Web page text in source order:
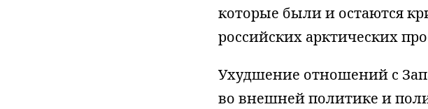
которые были и остаются
российских арктических
Ухудшение отношений с
во внешней политике и